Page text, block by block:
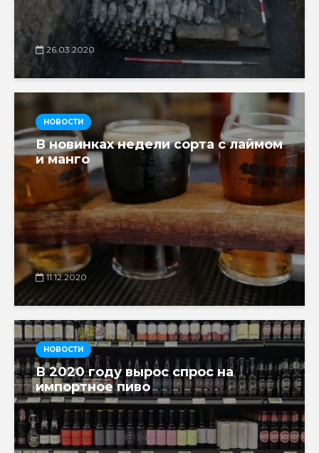
26.03.2020
НОВОСТИ
В новинках недели сорта с лаймом
и манго
11.12.2020
НОВОСТИ
В 2020 году вырос спрос на
импортное пиво